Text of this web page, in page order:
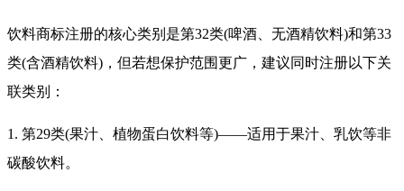
饮料商标注册的核心类别是第32类(啤酒、无酒精饮料)和第33
类(含酒精饮料)，但若想保护范围更广，建议同时注册以下关
联类别：
1. 第29类(果汁、植物蛋白饮料等)——适用于果汁、乳饮等非
碳酸饮料。